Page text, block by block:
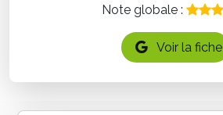
Note globale :
Voir la fiche